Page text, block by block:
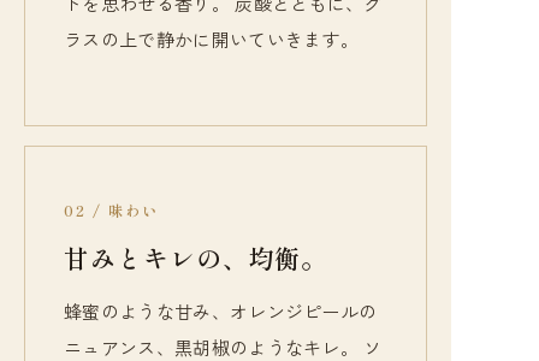
ラスの上で静かに開いていきます。
02 / 味わい
甘みとキレの、均衡。
蜂蜜のような甘み、オレンジピールの
ニュアンス、黒胡椒のようなキレ。 ソ